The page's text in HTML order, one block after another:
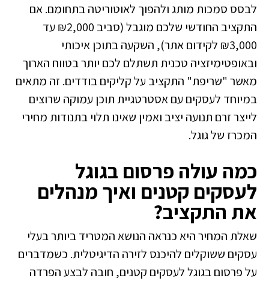
לבסס סמכות מותג ולהפוך לאוטוריטה בתחומם. אם
התקציב החודשי שלכם מוגבל (סביב ₪2,000 עד
₪3,000 לקידום אתר), השקעה בתוכן איכותי
ובאופטימיזציה טכנית תשתלם לכם יותר בטווח הארוך
מאשר "שריפת" התקציב על קליקים בודדים. זה מתאים
במיוחד לעסקים עם אסטרטגיית תוכן עמוקה שרוצים
לייצר זרם תנועה יציב ואמין שאינו תלוי בתנודות מחירי
המכרז של גוגל.
כמה עולה פרסום בגוגל
לעסקים קטנים ואיך מנהלים
את התקציב?
שאלת המחיר היא כנראה הנושא המטריד ביותר בעלי
עסקים ששוקלים להיכנס לזירה הדיגיטלית. כשמדברים
על פרסום בגוגל לעסקים קטנים, חובה לבצע הפרדה